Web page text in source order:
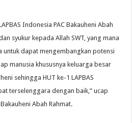
Indonesia PAC Bakauheni Abah
syukur kepada Allah SWT, yang mana
untuk dapat mengembangkan potensi
manusia khususnya keluarga besar
sehingga HUT ke-1 LAPBAS
terselenggara dengan baik,” ucap
Abah Rahmat.